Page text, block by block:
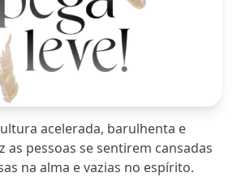
acelerada, barulhenta e
as pessoas se sentirem cansadas
na alma e vazias no espírito.